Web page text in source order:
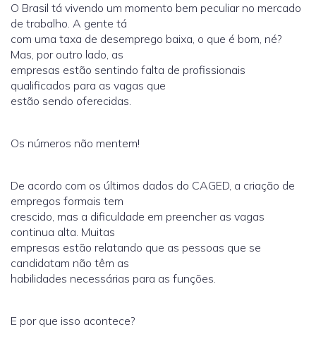
O Brasil tá vivendo um momento bem peculiar no mercado
de trabalho. A gente tá
com uma taxa de desemprego baixa, o que é bom, né?
Mas, por outro lado, as
empresas estão sentindo falta de profissionais
qualificados para as vagas que
estão sendo oferecidas.
Os números não mentem!
De acordo com os últimos dados do CAGED, a criação de
empregos formais tem
crescido, mas a dificuldade em preencher as vagas
continua alta. Muitas
empresas estão relatando que as pessoas que se
candidatam não têm as
habilidades necessárias para as funções.
E por que isso acontece?